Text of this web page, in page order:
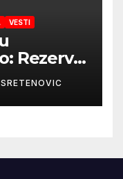
VESTI
Rezerve